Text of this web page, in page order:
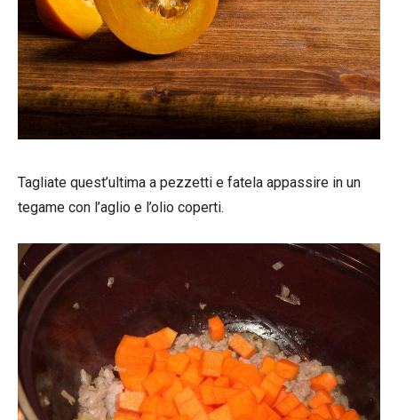
Tagliate quest’ultima a pezzetti e fatela appassire in un
tegame con l’aglio e l’olio coperti.